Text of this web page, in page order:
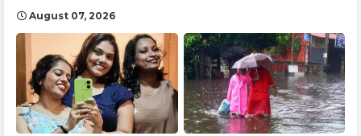
August 07, 2026